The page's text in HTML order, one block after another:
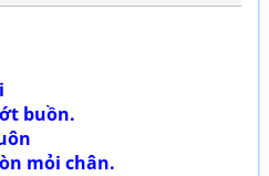
buồn.
mỏi chân.